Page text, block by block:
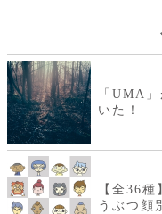
「UMA
いた！
【全36
うぶつ顔